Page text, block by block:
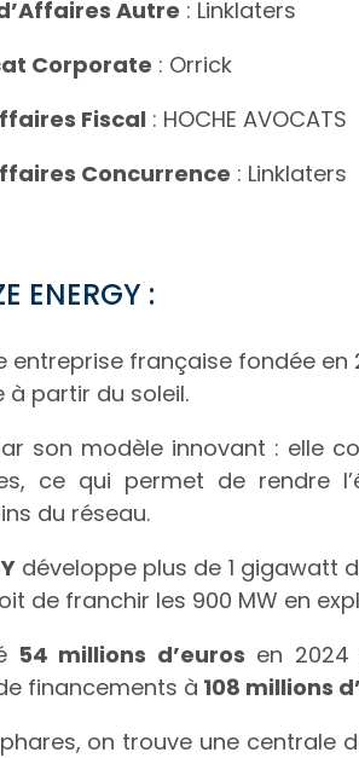
Autre : Linklaters
Corporate : Orrick
Fiscal : HOCHE AVOCATS
Concurrence : Linklaters
ENERGY :
entreprise française fondée en
à partir du soleil.
son modèle innovant : elle
ce qui permet de rendre
du réseau.
développe plus de 1 gigawatt
de franchir les 900 MW en
54 millions d’euros en 2024
financements à 108 millions
on trouve une centrale